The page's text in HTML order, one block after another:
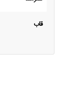
قاب